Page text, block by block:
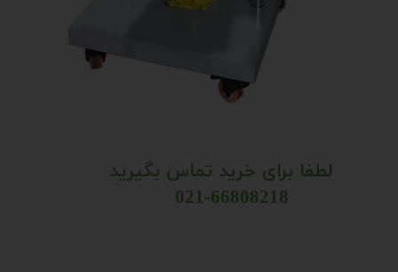
لطفا برای خرید تماس بگیرید